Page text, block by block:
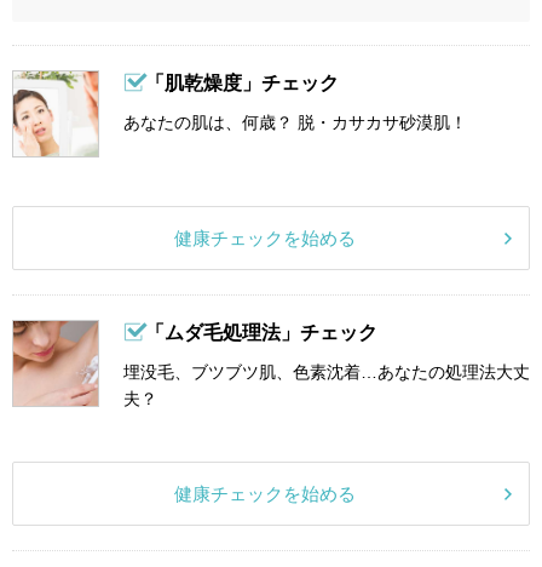
「肌乾燥度」チェック
あなたの肌は、何歳？ 脱・カサカサ砂漠肌！
健康チェックを始める
「ムダ毛処理法」チェック
埋没毛、ブツブツ肌、色素沈着…あなたの処理法大丈
夫？
健康チェックを始める